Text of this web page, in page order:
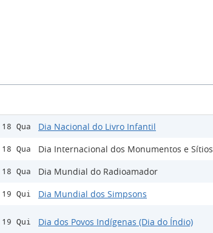
18 Qua Dia Nacional do Livro Infantil
18 Qua Dia Internacional dos Monumentos e Sítios
18 Qua Dia Mundial do Radioamador
19 Qui Dia Mundial dos Simpsons
19 Qui Dia dos Povos Indígenas (Dia do Índio)